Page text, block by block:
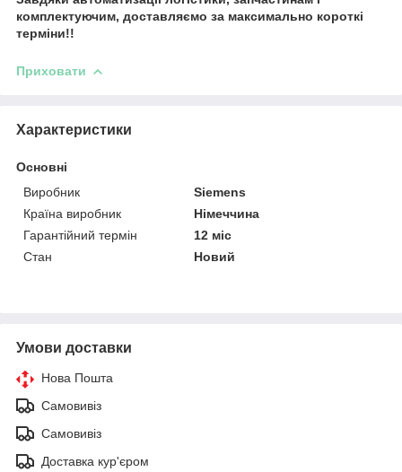
комплектуючим, доставляємо за максимально короткі
терміни!!
Приховати
Характеристики
Основні
Виробник
Siemens
Країна виробник
Німеччина
Гарантійний термін
12 міс
Стан
Новий
Умови доставки
Нова Пошта
Самовивіз
Самовивіз
Доставка кур'єром